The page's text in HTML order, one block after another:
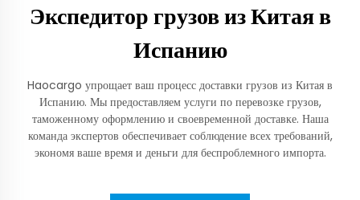
Экспедитор грузов из Китая в
Испанию
Haocargo упрощает ваш процесс доставки грузов из Китая в
Испанию. Мы предоставляем услуги по перевозке грузов,
таможенному оформлению и своевременной доставке. Наша
команда экспертов обеспечивает соблюдение всех требований,
экономя ваше время и деньги для беспроблемного импорта.